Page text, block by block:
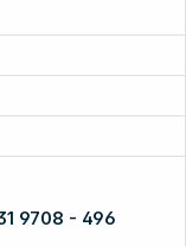
9708 - 496